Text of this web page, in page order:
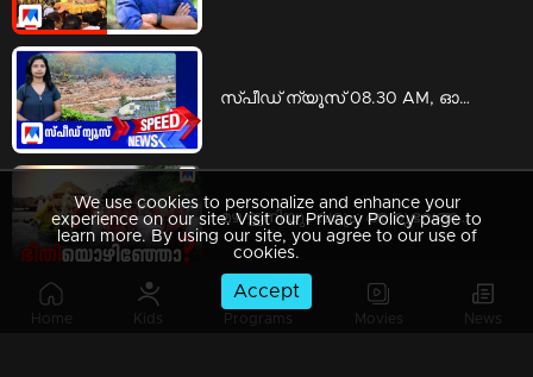
Home Kids Programs Movies News
സ്പീഡ് ന്യൂസ് 08.30 AM, ഓഗസ്റ്റ് 06, 2026 | Speed News
മഴ ഇനിയും വരും; അനുഭവങ്ങളില്‍ നിന്ന് പാഠമുള്‍ക്കൊളളണ്ടേ? | Special Programs
We use cookies to personalize and enhance your
experience on our site. Visit our Privacy Policy page to
learn more. By using our site, you agree to our use of
cookies.
Accept